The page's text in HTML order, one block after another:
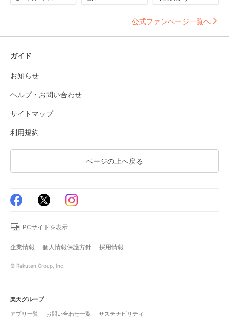
公式ファンページ一覧へ
ガイド
お知らせ
ヘルプ・お問い合わせ
サイトマップ
利用規約
ページの上へ戻る
PCサイトを表示
企業情報 個人情報保護方針 採用情報
© Rakuten Group, Inc.
楽天グループ
アプリ一覧
お問い合わせ一覧 サステナビリティ